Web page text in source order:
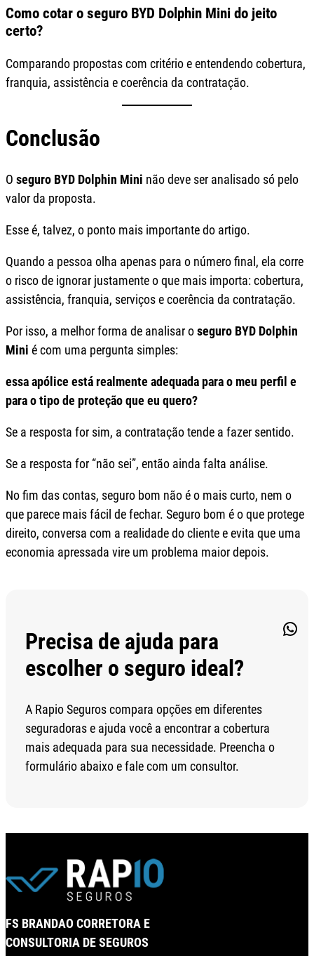
Como cotar o seguro BYD Dolphin Mini do jeito
certo?
Comparando propostas com critério e entendendo cobertura,
franquia, assistência e coerência da contratação.
Conclusão
O seguro BYD Dolphin Mini não deve ser analisado só pelo
valor da proposta.
Esse é, talvez, o ponto mais importante do artigo.
Quando a pessoa olha apenas para o número final, ela corre
o risco de ignorar justamente o que mais importa: cobertura,
assistência, franquia, serviços e coerência da contratação.
Por isso, a melhor forma de analisar oseguro BYD Dolphin
Mini é com uma pergunta simples:
essa apólice está realmente adequada para o meu perfil e
para o tipo de proteção que eu quero?
Se a resposta for sim, a contratação tende a fazer sentido.
Se a resposta for “não sei”, então ainda falta análise.
No fim das contas, seguro bom não é o mais curto, nem o
que parece mais fácil de fechar. Seguro bom é o que protege
direito, conversa com a realidade do cliente e evita que uma
economia apressada vire um problema maior depois.
Precisa de ajuda para
escolher o seguro ideal?
A Rapio Seguros compara opções em diferentes
seguradoras e ajuda você a encontrar a cobertura
mais adequada para sua necessidade. Preencha o
formulário abaixo e fale com um consultor.
FS BRANDAO CORRETORA E
CONSULTORIA DE SEGUROS